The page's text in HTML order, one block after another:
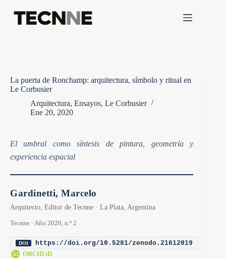
contenido
La puerta de Ronchamp: arquitectura, símbolo y ritual en
Le Corbusier
Arquitectura, Ensayos, Le Corbusier
Ene 20, 2020
El umbral como síntesis de pintura, geometría y
experiencia espacial
Gardinetti, Marcelo
Arquitecto, Editor de Tecnne · La Plata, Argentina
Tecnne · Año 2020, n.º 2
DOI https://doi.org/10.5281/zenodo.21612019
| ORCID iD